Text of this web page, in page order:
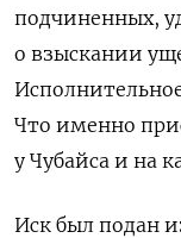
подчиненных,
о взыскании
И
Что именно
у Чубайса и на
Иск был подан